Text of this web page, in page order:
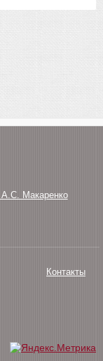
А.С. Макаренко
Контакты